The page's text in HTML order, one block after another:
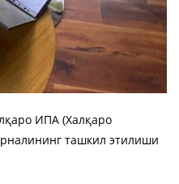
ИПА (Халқаро
ташкил этилиши